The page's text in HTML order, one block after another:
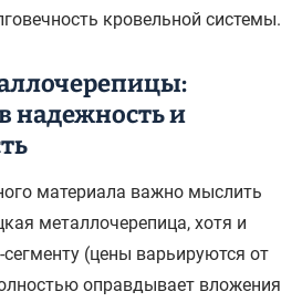
кровельной системы.
надежность и
материала важно мыслить
металлочерепица, хотя и
(цены варьируются от
оправдывает вложения